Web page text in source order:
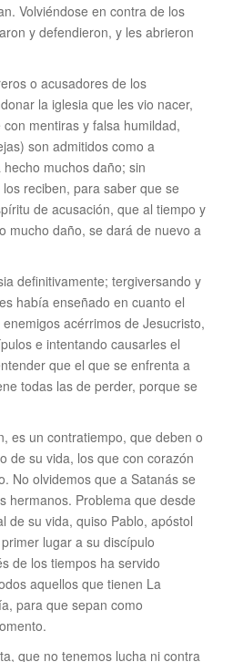
Volviéndose en contra de los
y defendieron, y les abrieron
o acusadores de los
la iglesia que les vio nacer,
mentiras y falsa humildad,
son admitidos como a
hecho muchos daño; sin
reciben, para saber que se
de acusación, que al tiempo y
mucho daño, se dará de nuevo a
definitivamente; tergiversando y
había enseñado en cuanto el
acérrimos de Jesucristo,
e intentando causarles el
que el que se enfrenta a
todas las de perder, porque se
es un contratiempo, que deben o
de su vida, los que con corazón
No olvidemos que a Satanás se
hermanos. Problema que desde
de su vida, quiso Pablo, apóstol
lugar a su discípulo
de los tiempos ha servido
aquellos que tienen La
para que sepan como
que no tenemos lucha ni contra